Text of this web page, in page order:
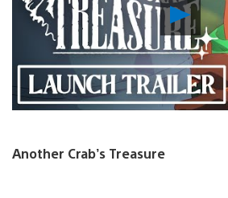
Lancer
la
vidéo
Another Crab’s Treasure